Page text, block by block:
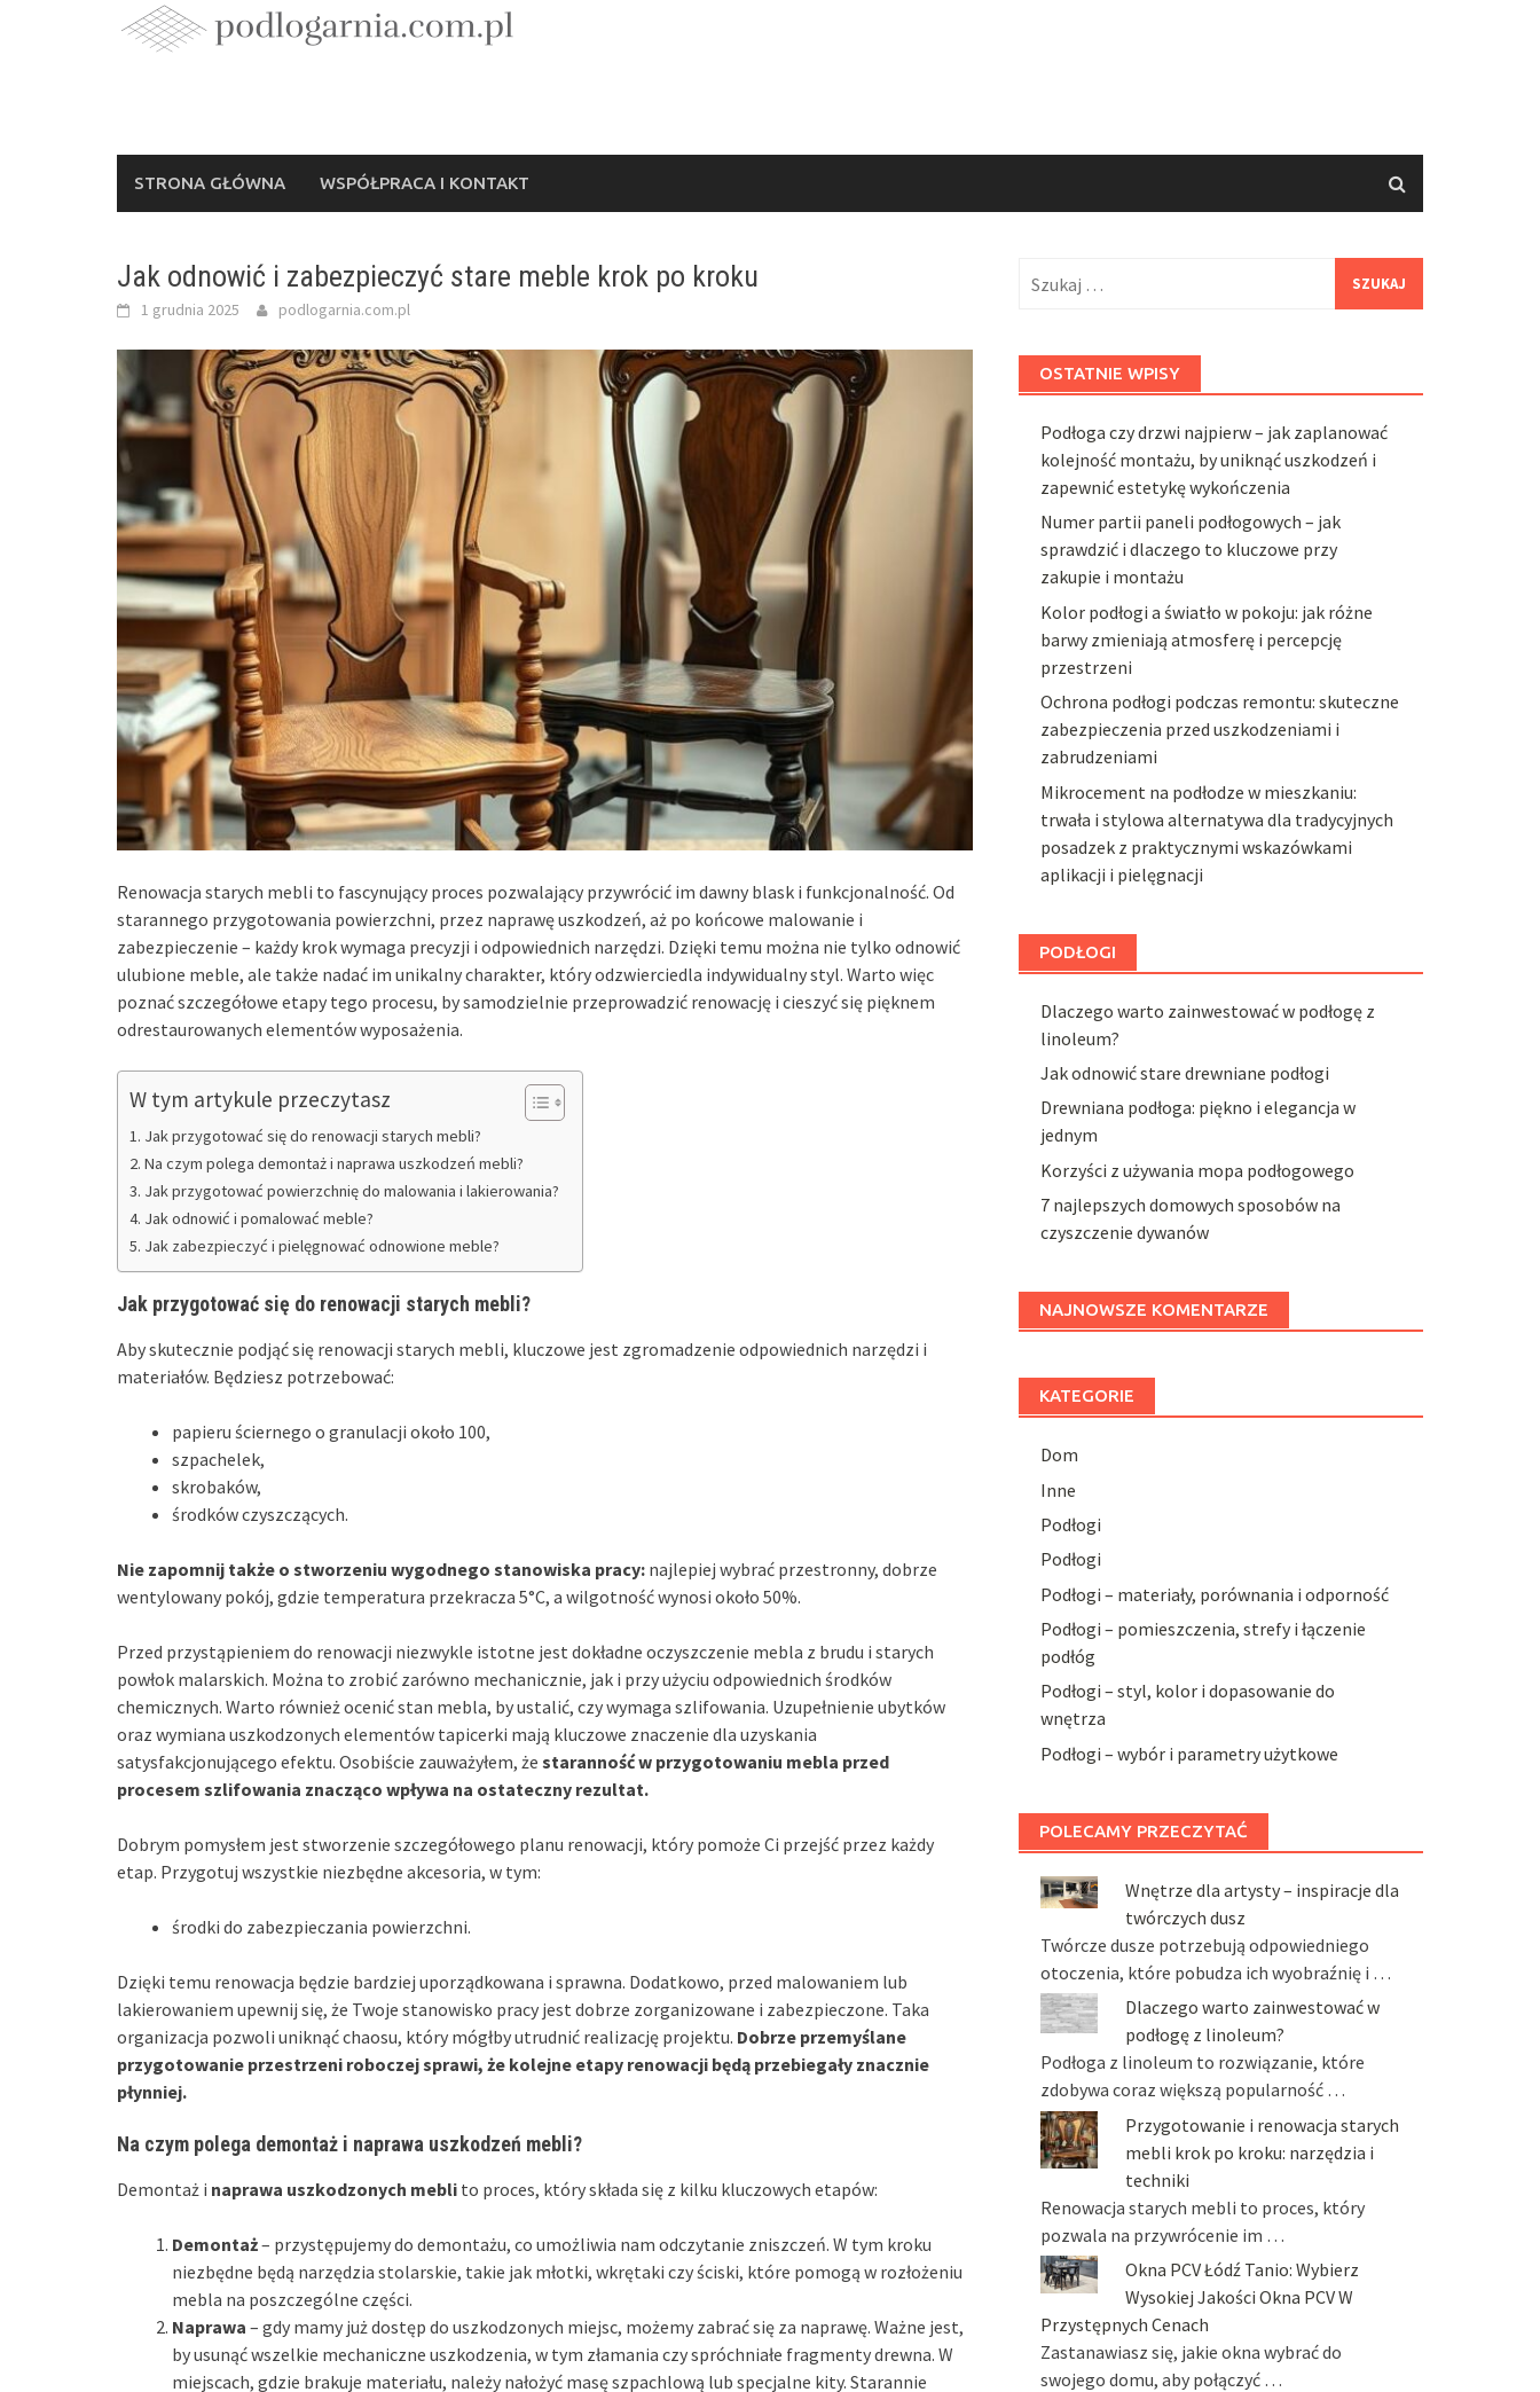
STRONA GŁÓWNA WSPÓŁPRACA I KONTAKT
Jak odnowić i zabezpieczyć stare meble krok po kroku
1 grudnia 2025 podlogarnia.com.pl
Renowacja starych mebli to fascynujący proces pozwalający przywrócić im dawny blask i funkcjonalność. Od
starannego przygotowania powierzchni, przez naprawę uszkodzeń, aż po końcowe malowanie i
zabezpieczenie – każdy krok wymaga precyzji i odpowiednich narzędzi. Dzięki temu można nie tylko odnowić
ulubione meble, ale także nadać im unikalny charakter, który odzwierciedla indywidualny styl. Warto więc
poznać szczegółowe etapy tego procesu, by samodzielnie przeprowadzić renowację i cieszyć się pięknem
odrestaurowanych elementów wyposażenia.
W tym artykule przeczytasz
Jak przygotować się do renowacji starych mebli?
Na czym polega demontaż i naprawa uszkodzeń mebli?
Jak przygotować powierzchnię do malowania i lakierowania?
Jak odnowić i pomalować meble?
Jak zabezpieczyć i pielęgnować odnowione meble?
Jak przygotować się do renowacji starych mebli?
Aby skutecznie podjąć się renowacji starych mebli, kluczowe jest zgromadzenie odpowiednich narzędzi i
materiałów. Będziesz potrzebować:
papieru ściernego o granulacji około 100,
szpachelek,
skrobaków,
środków czyszczących.
Nie zapomnij także o stworzeniu wygodnego stanowiska pracy: najlepiej wybrać przestronny, dobrze
wentylowany pokój, gdzie temperatura przekracza 5°C, a wilgotność wynosi około 50%.
Przed przystąpieniem do renowacji niezwykle istotne jest dokładne oczyszczenie mebla z brudu i starych
powłok malarskich. Można to zrobić zarówno mechanicznie, jak i przy użyciu odpowiednich środków
chemicznych. Warto również ocenić stan mebla, by ustalić, czy wymaga szlifowania. Uzupełnienie ubytków
oraz wymiana uszkodzonych elementów tapicerki mają kluczowe znaczenie dla uzyskania
satysfakcjonującego efektu. Osobiście zauważyłem, że staranność w przygotowaniu mebla przed
procesem szlifowania znacząco wpływa na ostateczny rezultat.
Dobrym pomysłem jest stworzenie szczegółowego planu renowacji, który pomoże Ci przejść przez każdy
etap. Przygotuj wszystkie niezbędne akcesoria, w tym:
środki do zabezpieczania powierzchni.
Dzięki temu renowacja będzie bardziej uporządkowana i sprawna. Dodatkowo, przed malowaniem lub
lakierowaniem upewnij się, że Twoje stanowisko pracy jest dobrze zorganizowane i zabezpieczone. Taka
organizacja pozwoli uniknąć chaosu, który mógłby utrudnić realizację projektu. Dobrze przemyślane
przygotowanie przestrzeni roboczej sprawi, że kolejne etapy renowacji będą przebiegały znacznie
płynniej.
Na czym polega demontaż i naprawa uszkodzeń mebli?
Demontaż i naprawa uszkodzonych mebli to proces, który składa się z kilku kluczowych etapów:
Demontaż– przystępujemy do demontażu, co umożliwia nam odczytanie zniszczeń. W tym kroku
niezbędne będą narzędzia stolarskie, takie jak młotki, wkrętaki czy ściski, które pomogą w rozłożeniu
mebla na poszczególne części.
Naprawa – gdy mamy już dostęp do uszkodzonych miejsc, możemy zabrać się za naprawę. Ważne jest,
by usunąć wszelkie mechaniczne uszkodzenia, w tym złamania czy spróchniałe fragmenty drewna. W
miejscach, gdzie brakuje materiału, należy nałożyć masę szpachlową lub specjalne kity. Starannie
OSTATNIE WPISY
Podłoga czy drzwi najpierw – jak zaplanować
kolejność montażu, by uniknąć uszkodzeń i
zapewnić estetykę wykończenia
Numer partii paneli podłogowych – jak
sprawdzić i dlaczego to kluczowe przy
zakupie i montażu
Kolor podłogi a światło w pokoju: jak różne
barwy zmieniają atmosferę i percepcję
przestrzeni
Ochrona podłogi podczas remontu: skuteczne
zabezpieczenia przed uszkodzeniami i
zabrudzeniami
Mikrocement na podłodze w mieszkaniu:
trwała i stylowa alternatywa dla tradycyjnych
posadzek z praktycznymi wskazówkami
aplikacji i pielęgnacji
PODŁOGI
Dlaczego warto zainwestować w podłogę z
linoleum?
Jak odnowić stare drewniane podłogi
Drewniana podłoga: piękno i elegancja w
jednym
Korzyści z używania mopa podłogowego
7 najlepszych domowych sposobów na
czyszczenie dywanów
NAJNOWSZE KOMENTARZE
KATEGORIE
Dom
Inne
Podłogi
Podłogi
Podłogi – materiały, porównania i odporność
Podłogi – pomieszczenia, strefy i łączenie
podłóg
Podłogi – styl, kolor i dopasowanie do
wnętrza
Podłogi – wybór i parametry użytkowe
POLECAMY PRZECZYTAĆ
Wnętrze dla artysty – inspiracje dla
twórczych dusz
Twórcze dusze potrzebują odpowiedniego
otoczenia, które pobudza ich wyobraźnię i …
Dlaczego warto zainwestować w
podłogę z linoleum?
Podłoga z linoleum to rozwiązanie, które
zdobywa coraz większą popularność …
Przygotowanie i renowacja starych
mebli krok po kroku: narzędzia i
techniki
Renowacja starych mebli to proces, który
pozwala na przywrócenie im …
Okna PCV Łódź Tanio: Wybierz
Wysokiej Jakości Okna PCV W
Przystępnych Cenach
Zastanawiasz się, jakie okna wybrać do
swojego domu, aby połączyć …